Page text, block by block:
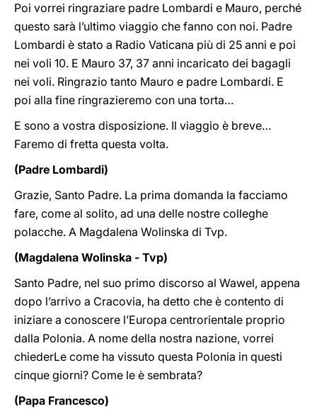
Poi vorrei ringraziare padre Lombardi e Mauro, perché
questo sarà l’ultimo viaggio che fanno con noi. Padre
Lombardi è stato a Radio Vaticana più di 25 anni e poi
nei voli 10. E Mauro 37, 37 anni incaricato dei bagagli
nei voli. Ringrazio tanto Mauro e padre Lombardi. E
poi alla fine ringrazieremo con una torta…
E sono a vostra disposizione. Il viaggio è breve…
Faremo di fretta questa volta.
(Padre Lombardi)
Grazie, Santo Padre. La prima domanda la facciamo
fare, come al solito, ad una delle nostre colleghe
polacche. A Magdalena Wolinska di Tvp.
(Magdalena Wolinska - Tvp)
Santo Padre, nel suo primo discorso al Wawel, appena
dopo l’arrivo a Cracovia, ha detto che è contento di
iniziare a conoscere l’Europa centrorientale proprio
dalla Polonia. A nome della nostra nazione, vorrei
chiederLe come ha vissuto questa Polonia in questi
cinque giorni? Come le è sembrata?
(Papa Francesco)